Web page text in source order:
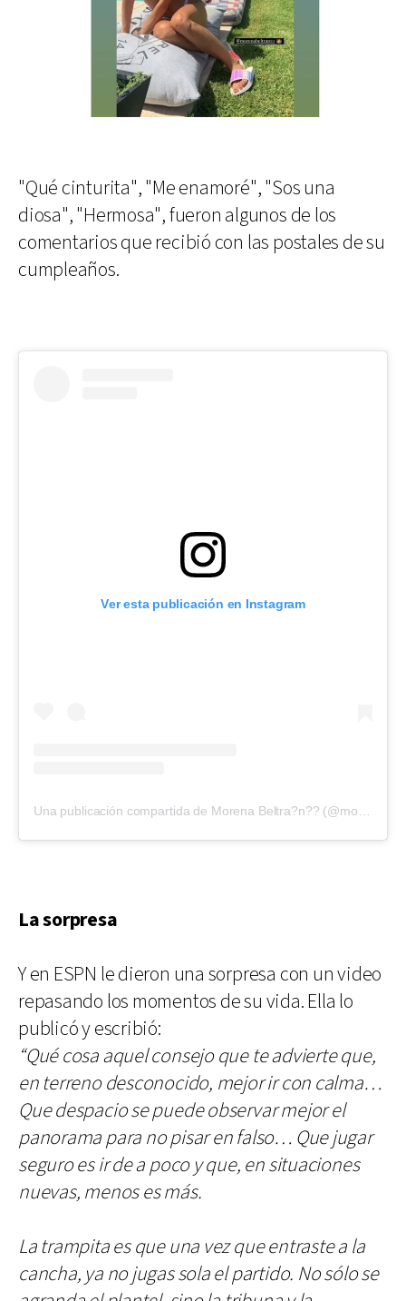
"Qué cinturita", "Me enamoré", "Sos una
diosa", "Hermosa", fueron algunos de los
comentarios que recibió con las postales de su
cumpleaños.
Ver esta publicación en Instagram
La sorpresa
Y en ESPN le dieron una sorpresa con un video
repasando los momentos de su vida. Ella lo
publicó y escribió:
“Qué cosa aquel consejo que te advierte que,
en terreno desconocido, mejor ir con calma…
Que despacio se puede observar mejor el
panorama para no pisar en falso… Que jugar
seguro es ir de a poco y que, en situaciones
nuevas, menos es más.
La trampita es que una vez que entraste a la
cancha, ya no jugas sola el partido. No sólo se